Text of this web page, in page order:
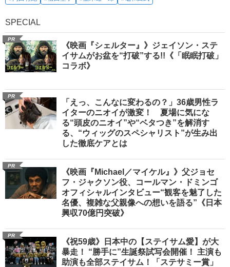
SPECIAL
PR
《映画『シェルター』》ジェイソン・ステ
イサムがお盆を“打破”する!!《「眠眠打破」
コラボ》
PR
「えっ、こんなに変わるの？」36歳男性ラ
イターのニオイが激変！ 夏場に気にな
る“頭皮のニオイ”や“ベタつき”を解消す
る、“ウィッグのスペシャリスト”が生み出
した徹底ケアとは
PR
《映画『Michael／マイケル』》父ジョセ
フ・ジャクソン役、コールマン・ドミンゴ
オフィシャルインタビュー“観客を魅了した
名優、複雑な父親像への想いを語る”《日本
興収70億円突破》
PR
《祝59歳》日本中の【ステイサム愛】が大
暴走！ “勝手に”生誕祭試写会開催！ 主演も
助演も全部ステイサム！「ステサミー賞」